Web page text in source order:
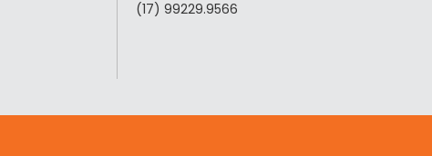
(17) 99229.9566